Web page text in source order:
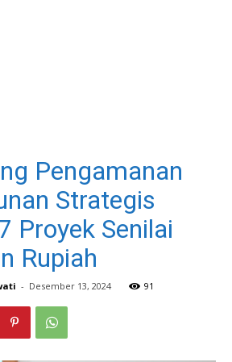
Pengamanan
Strategis
Proyek Senilai
Rupiah
- Desember 13, 2024 91